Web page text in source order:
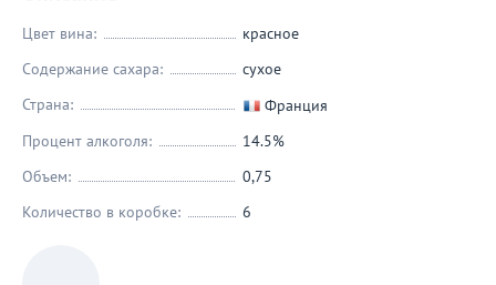
Цвет вина:
красное
Содержание сахара:
сухое
Страна:
Франция
Процент алкоголя:
14.5%
Объем:
0,75
Количество в коробке:
6